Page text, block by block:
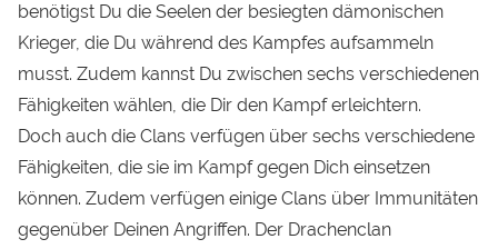
benötigst Du die Seelen der besiegten dämonischen
Krieger, die Du während des Kampfes aufsammeln
musst. Zudem kannst Du zwischen sechs verschiedenen
Fähigkeiten wählen, die Dir den Kampf erleichtern.
Doch auch die Clans verfügen über sechs verschiedene
Fähigkeiten, die sie im Kampf gegen Dich einsetzen
können. Zudem verfügen einige Clans über Immunitäten
gegenüber Deinen Angriffen. Der Drachenclan